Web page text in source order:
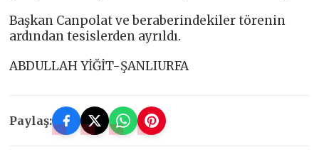
Başkan Canpolat ve beraberindekiler törenin
ardından tesislerden ayrıldı.
ABDULLAH YİĞİT-ŞANLIURFA
Paylaş: